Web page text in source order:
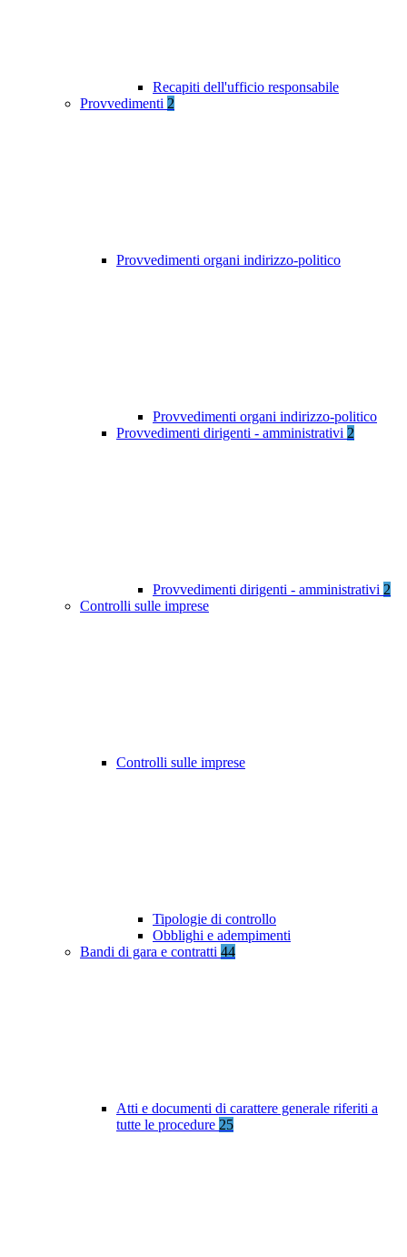
Recapiti dell'ufficio responsabile
Provvedimenti 2
Provvedimenti organi indirizzo-politico
Provvedimenti organi indirizzo-politico
Provvedimenti dirigenti - amministrativi 2
Provvedimenti dirigenti - amministrativi 2
Controlli sulle imprese
Controlli sulle imprese
Tipologie di controllo
Obblighi e adempimenti
Bandi di gara e contratti 44
Atti e documenti di carattere generale riferiti a
tutte le procedure 25